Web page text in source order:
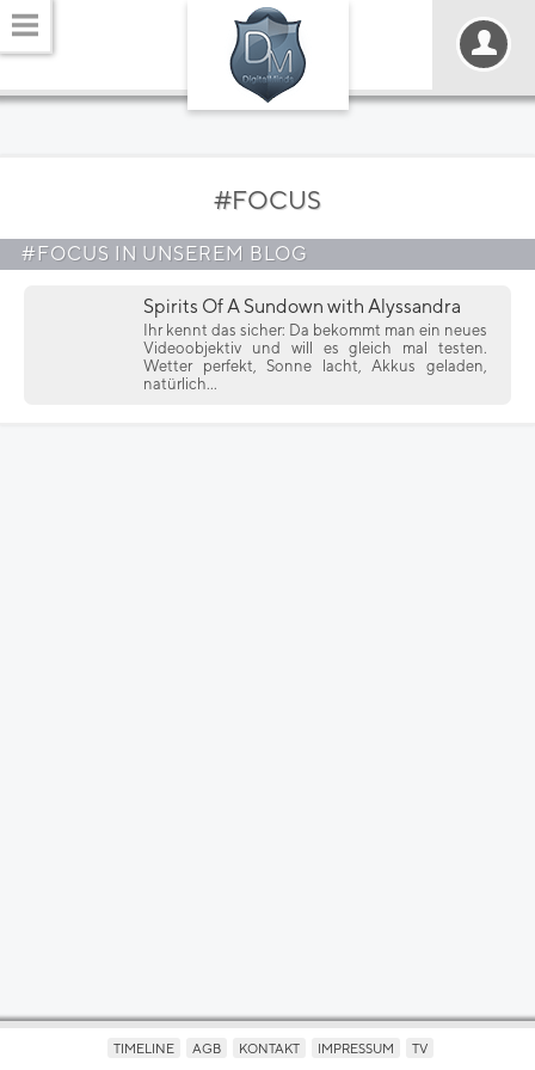
#FOCUS
#FOCUS IN UNSEREM BLOG
Spirits Of A Sundown with Alyssandra
Ihr kennt das sicher: Da bekommt man ein neues
Videoobjektiv und will es gleich mal testen.
Wetter perfekt, Sonne lacht, Akkus geladen,
natürlich...
TIMELINE AGB KONTAKT IMPRESSUM TV